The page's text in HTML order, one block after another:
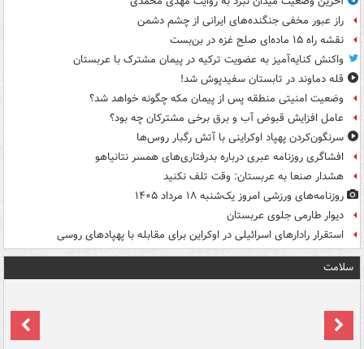
راز عبور مخفی جنگنده‌های ایرانی از چشم دشمن
نقشه راه ۱۵ ماده‌ای صلح غزه در بن‌بست
واکنش کنایه‌آمیز به عضویت ترکیه در پیمان مشترک با عربستان
قله دماوند در تابستان سفیدپوش شد!
وضعیت امنیتی منطقه پس از پیمان مکه چگونه خواهد شد؟
عامل افزایش قبوض آب و برق برخی مشترکان چه بود؟
سرنگون‌کردن پهپاد اوکراینی با آتش رگبار روس‌ها
افشاگری روزنامه عبری درباره بدرفتاری‌های همسر نتانیاهو
هشدار صنعا به عربستان: وقت تلف نکنید
روزنامه‌های ورزشی امروز یک‌شنبه ۱۸ مرداد ۱۴۰۵
دیوار طارمی جلوی عربستان
استقرار رادارهای اسرائیلی در اوکراین برای مقابله با پهپادهای روسی
سلامت